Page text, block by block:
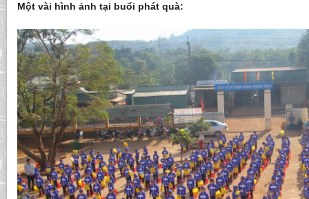
Một vài hình ảnh tại buổi phát quà: